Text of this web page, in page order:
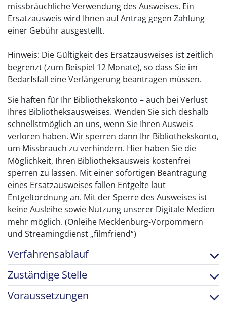
missbräuchliche Verwendung des Ausweises. Ein
Ersatzausweis wird Ihnen auf Antrag gegen Zahlung
einer Gebühr ausgestellt.
Hinweis: Die Gültigkeit des Ersatzausweises ist zeitlich
begrenzt (zum Beispiel 12 Monate), so dass Sie im
Bedarfsfall eine Verlängerung beantragen müssen.
Sie haften für Ihr Bibliothekskonto – auch bei Verlust
Ihres Bibliotheksausweises. Wenden Sie sich deshalb
schnellstmöglich an uns, wenn Sie Ihren Ausweis
verloren haben. Wir sperren dann Ihr Bibliothekskonto,
um Missbrauch zu verhindern. Hier haben Sie die
Möglichkeit, Ihren Bibliotheksausweis kostenfrei
sperren zu lassen. Mit einer sofortigen Beantragung
eines Ersatzausweises fallen Entgelte laut
Entgeltordnung an. Mit der Sperre des Ausweises ist
keine Ausleihe sowie Nutzung unserer Digitale Medien
mehr möglich. (Onleihe Mecklenburg-Vorpommern
und Streamingdienst „filmfriend“)
Verfahrensablauf
Zuständige Stelle
Voraussetzungen